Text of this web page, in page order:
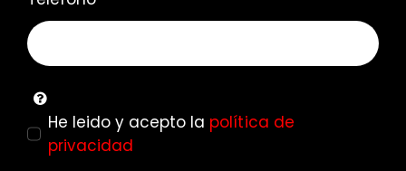
He leido y acepto la política de
privacidad